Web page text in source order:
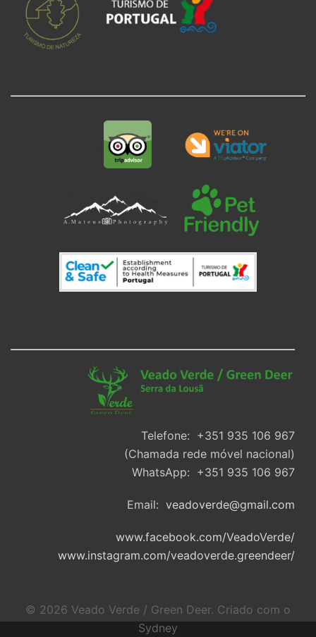
Telefone: +351 935 106 967
(Chamada rede móvel nacional)
WhatsApp: +351 935 106 967
Email: veadoverde@gmail.com
www.facebook.com/VeadoVerde/
www.instagram.com/veadoverde.greendeer/
© 2026 Veado Verde / Green Deer. Criado com o
Sydney